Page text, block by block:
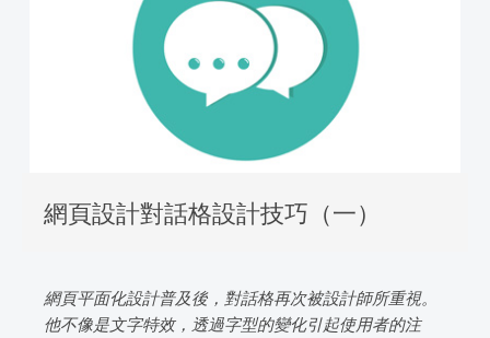
網頁設計對話格設計技巧（一）
網頁平面化設計普及後，對話格再次被設計師所重視。
他不像是文字特效，透過字型的變化引起使用者的注